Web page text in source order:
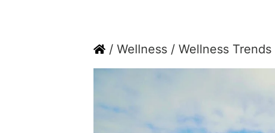
Home
/ Wellness / Wellness Trends